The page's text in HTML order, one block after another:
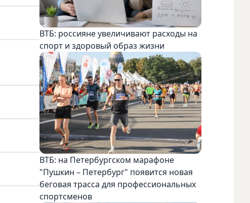
ВТБ: россияне увеличивают расходы на
спорт и здоровый образ жизни
ВТБ: на Петербургском марафоне
"Пушкин – Петербург" появится новая
беговая трасса для профессиональных
спортсменов